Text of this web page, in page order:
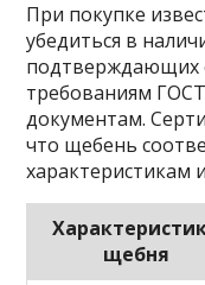
При покупке
убедиться в
подтверждающих
требованиям
документам.
что щебень
характеристикам
щебня